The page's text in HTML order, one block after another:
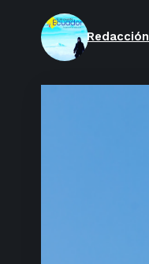
Redacción